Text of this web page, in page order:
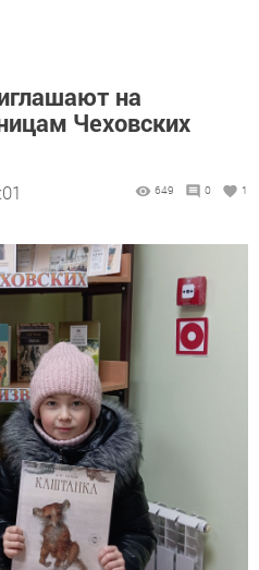
на
Чеховских
649 0 1